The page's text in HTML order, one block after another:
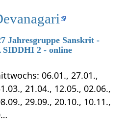
Jahresgruppe Sanskrit -
2 - online
06.01., 27.01.,
21.04., 12.05., 02.06.,
29.09., 20.10., 10.11.,